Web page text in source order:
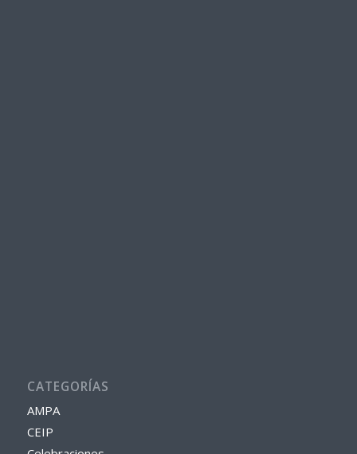
CATEGORÍAS
AMPA
CEIP